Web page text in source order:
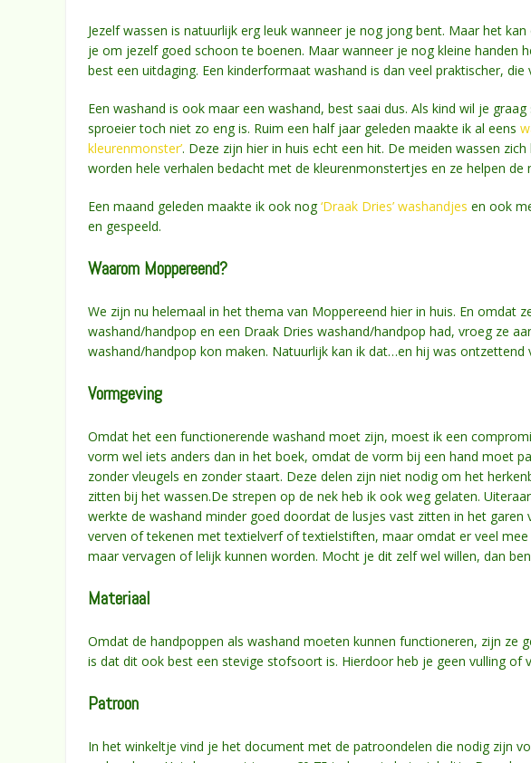
Jezelf wassen is natuurlijk erg leuk wanneer je nog jong bent. Maar het
je om jezelf goed schoon te boenen. Maar wanneer je nog kleine handen
best een uitdaging. Een kinderformaat washand is dan veel praktischer,
Een washand is ook maar een washand, best saai dus. Als kind wil je
sproeier toch niet zo eng is. Ruim een half jaar geleden maakte ik al eens
kleurenmonster’. Deze zijn hier in huis echt een hit. De meiden wassen
worden hele verhalen bedacht met de kleurenmonstertjes en ze helpen
Een maand geleden maakte ik ook nog‘Draak Dries’ washandjes en ook
en gespeeld.
Waarom Moppereend?
We zijn nu helemaal in het thema van Moppereend hier in huis. En omdat
washand/handpop en een Draak Dries washand/handpop had, vroeg ze
washand/handpop kon maken. Natuurlijk kan ik dat…en hij was
Vormgeving
Omdat het een functionerende washand moet zijn, moest ik een
vorm wel iets anders dan in het boek, omdat de vorm bij een hand moet
zonder vleugels en zonder staart. Deze delen zijn niet nodig om het
zitten bij het wassen.De strepen op de nek heb ik ook weg gelaten.
werkte de washand minder goed doordat de lusjes vast zitten in het garen
verven of tekenen met textielverf of textielstiften, maar omdat er veel
maar vervagen of lelijk kunnen worden. Mocht je dit zelf wel willen, dan
Materiaal
Omdat de handpoppen als washand moeten kunnen functioneren, zijn ze
is dat dit ook best een stevige stofsoort is. Hierdoor heb je geen vulling of
Patroon
In het winkeltje vind je het document met de patroondelen die nodig zijn